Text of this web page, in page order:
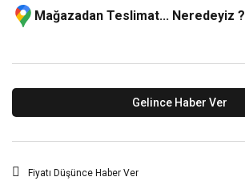
Mağazadan Teslimat... Neredeyiz ?
Gelince Haber Ver
Fiyatı Düşünce Haber Ver